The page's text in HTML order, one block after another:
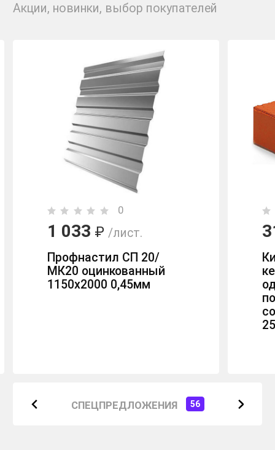
Акции, новинки, выбор покупателей
СПЕЦПРЕДЛОЖЕНИЯ 56
0
1 033 ₽ /лист.
Профнастил СП 20/
МК20 оцинкованный
1150х2000 0,45мм